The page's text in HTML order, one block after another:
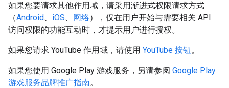
如果您要请求其他作用域，请采用渐进式权限请求方式
（Android、 iOS、 网络），仅在用户开始与需要相关 API
访问权限的功能互动时，才提示用户进行授权。
如果您请求 YouTube 作用域，请使用 YouTube 按钮。
如果您使用 Google Play 游戏服务，另请参阅 Google Play
游戏服务品牌推广指南。